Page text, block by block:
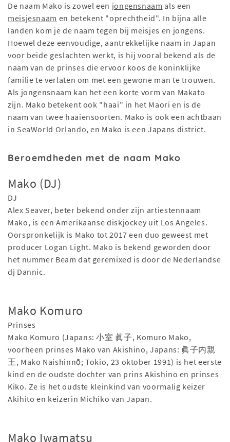
De naam Mako is zowel een jongensnaam als een
meisjesnaam en betekent "oprechtheid". In bijna alle
landen kom je de naam tegen bij meisjes en jongens.
Hoewel deze eenvoudige, aantrekkelijke naam in Japan
voor beide geslachten werkt, is hij vooral bekend als de
naam van de prinses die ervoor koos de koninklijke
familie te verlaten om met een gewone man te trouwen.
Als jongensnaam kan het een korte vorm van Makato
zijn. Mako betekent ook "haai" in het Maori en is de
naam van twee haaiensoorten. Mako is ook een achtbaan
in SeaWorld Orlando, en Mako is een Japans district.
Beroemdheden met de naam Mako
Mako (DJ)
DJ
Alex Seaver, beter bekend onder zijn artiestennaam
Mako, is een Amerikaanse diskjockey uit Los Angeles.
Oorspronkelijk is Mako tot 2017 een duo geweest met
producer Logan Light. Mako is bekend geworden door
het nummer Beam dat geremixed is door de Nederlandse
dj Dannic.
Mako Komuro
Prinses
Mako Komuro (Japans: 小室 眞子, Komuro Mako,
voorheen prinses Mako van Akishino, Japans: 眞子内親
王, Mako Naishinnō; Tokio, 23 oktober 1991) is het eerste
kind en de oudste dochter van prins Akishino en prinses
Kiko. Ze is het oudste kleinkind van voormalig keizer
Akihito en keizerin Michiko van Japan.
Mako Iwamatsu